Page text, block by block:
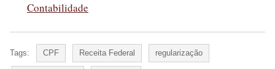
Contabilidade
Tags: CPF Receita Federal regularização